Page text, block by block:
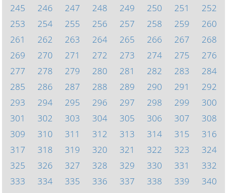
245
246 247 248 249 250 251
252
253
254 255 256 257 258 259
260
261
262 263 264 265 266 267
268
269
270 271 272 273 274 275
276
277
278 279 280 281 282 283
284
285
286 287 288 289 290 291
292
293
294 295 296 297 298 299
300
301
302 303 304 305 306 307
308
309
310 311 312 313 314 315
316
317
318 319 320 321 322 323
324
325
326 327 328 329 330 331
332
333
334 335 336 337 338 339
340